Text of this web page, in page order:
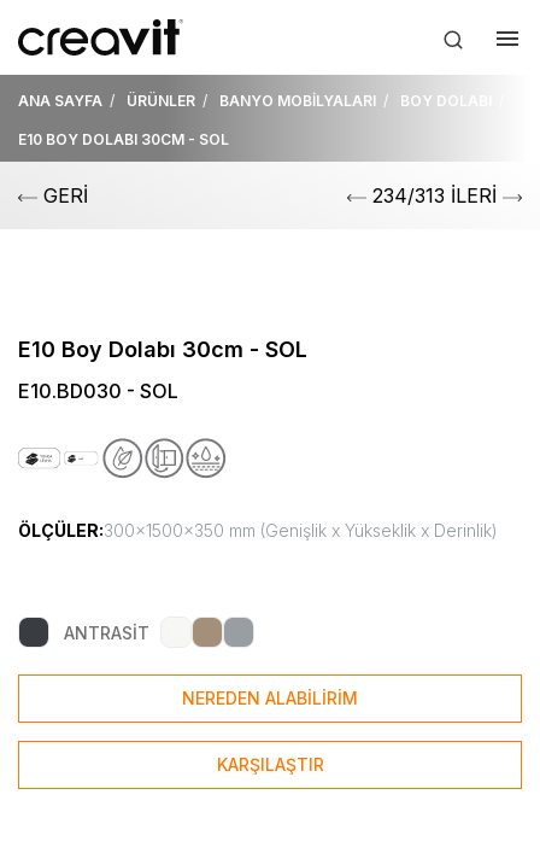
ANA SAYFA ÜRÜNLER BANYO MOBİLYALARI BOY DOLABI
E10 BOY DOLABI 30CM - SOL
GERİ 234/313 İLERİ
E10 Boy Dolabı 30cm - SOL
E10.BD030 - SOL
ÖLÇÜLER:300x1500x350 mm (Genişlik x Yükseklik x Derinlik)
ANTRASİT
NEREDEN ALABİLİRİM
KARŞILAŞTIR